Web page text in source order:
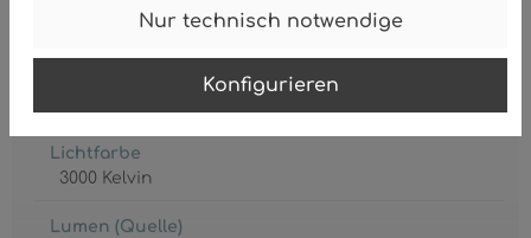
Nur technisch notwendige
Konfigurieren
Lichtfarbe
3000 Kelvin
Lumen (Quelle)